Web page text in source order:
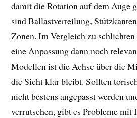
damit die Rotation auf dem Auge
sind Ballastverteilung,
Zonen. Im Vergleich zu
eine Anpassung dann noch
Modellen ist die Achse über die
die Sicht klar bleibt. Sollten
nicht bestens angepasst werden
verrutschen, gibt es Probleme mit